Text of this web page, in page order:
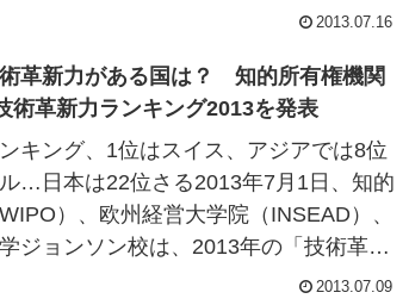
2013.07.16
革新力がある国は？ 知的所有権機関
術革新力ランキング2013を発表
キング、1位はスイス、アジアでは8位
…日本は22位さる2013年7月1日、知的
）、欧州経営大学院（INSEAD）、
ジョンソン校は、2013年の「技術革新
2013.07.09